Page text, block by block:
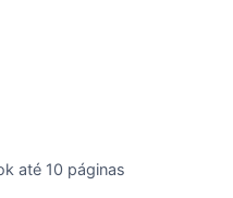
até 10 páginas